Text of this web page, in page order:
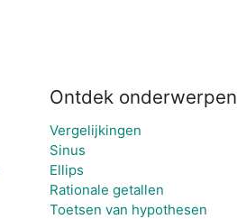
Ontdek onderwerpen
Vergelijkingen
Sinus
Ellips
Rationale getallen
Toetsen van hypothesen